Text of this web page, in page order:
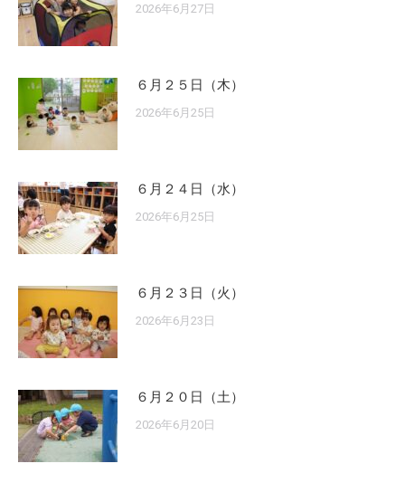
2026年6月27日
６月２５日（木）
2026年6月25日
６月２４日（水）
2026年6月25日
６月２３日（火）
2026年6月23日
６月２０日（土）
2026年6月20日